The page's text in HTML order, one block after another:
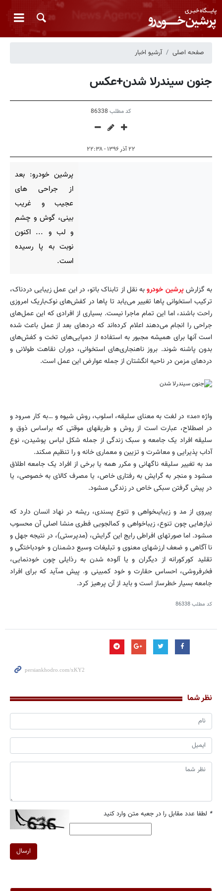
صفحه اصلی آرشیو اخبار
جنون سیندرلا شدن+عکس
کد مطلب 86338
۲۲ آذر ۱۳۹۶ - ۲۲:۳۸
پرشین خودرو: بعد
از جراحی های
عجیب و غریب
بینی، گوش و چشم
و لب و ... اکنون
نوبت به پا رسیده
است.
به گزارشپرشین خودروبه نقل از تابناک باتو، در این عمل زیبایی دردناک،
ترکیب استخوانی پاها تغییر می‌یابد تا پاها در کفش‌های نوک‌باریک امروزی
راحت باشند، اما این تمام ماجرا نیست. بسیاری از افرادی که این عمل‌های
جراحی را انجام می‌دهند اعلام کرده‌اند که دردهای بعد از عمل باعث شده
است آنها برای همیشه مجبور به استفاده از دمپایی‌های تخت و کفش‌های
بدون پاشنه شوند. بروز ناهنجاری‌های استخوانی، دوران نقاهت طولانی و
دردهای مزمن در ناحیه انگشتان از جمله عوارض این عمل است.
واژه «مد» در لغت به معناى سلیقه، اسلوب، روش شیوه و …به کار مىرود و
در اصطلاح، عبارت است از روش و طریقهاى موقتى که براساس ذوق و
سلیقه افراد یک جامعه و سبک زندگى از جمله شکل لباس پوشیدن، نوع
آداب پذیرایى و معاشرت و تزیین و معمارى خانه و را تنظیم مىکند.
مد به تغییر سلیقه ناگهانى و مکرر همه یا برخى از افراد یک جامعه اطلاق
مىشود و منجر به گرایش به رفتارى خاص، یا مصرف کالاى به خصوصى، یا
در پیش گرفتن سبکى خاص در زندگى مىشود.
پیروى از مد و زیبایىخواهى و تنوع پسندى، ریشه در نهاد انسان دارد که
نیازهایى چون تنوع، زیباخواهى و کمالجویى فطرى منشا اصلى آن محسوب
مىشود. اما صورتهاى افراطى رایج این گرایش، (مدپرستى)، در نتیجه جهل و
نا آگاهى و ضعف ارزشهاى معنوى و تبلیغات وسیع دشمنان و خودباختگى و
تقلید کورکورانه از دیگران و یا آلوده شدن به رذایلى چون خودنمایى،
فخرفروشى، احساس حقارت و خود کمبینى و. پیش مىآید که براى افراد
جامعه بسیار خطرساز است و باید از آن پرهیز کرد.
کد مطلب86338
نظر شما
* لطفا عدد مقابل را در جعبه متن وارد کنید
ارسال